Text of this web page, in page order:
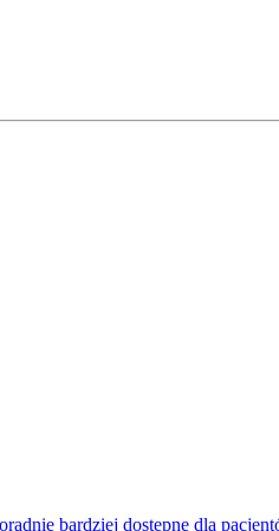
bardziej dostępne dla